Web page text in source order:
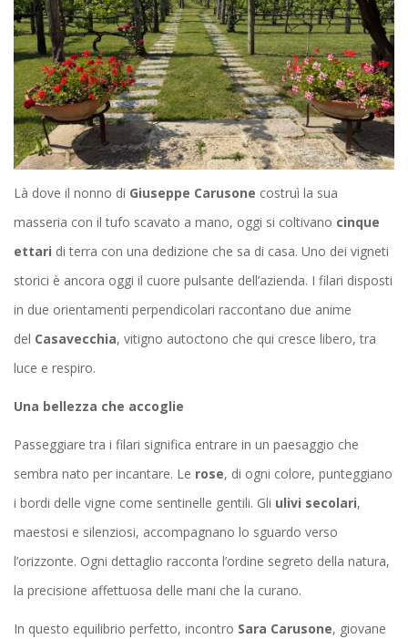
Là dove il nonno di Giuseppe Carusone costruì la sua
masseria con il tufo scavato a mano, oggi si coltivano cinque
ettari di terra con una dedizione che sa di casa. Uno dei vigneti
storici è ancora oggi il cuore pulsante dell’azienda. I filari disposti
in due orientamenti perpendicolari raccontano due anime
del Casavecchia, vitigno autoctono che qui cresce libero, tra
luce e respiro.
Una bellezza che accoglie
Passeggiare tra i filari significa entrare in un paesaggio che
sembra nato per incantare. Le rose, di ogni colore, punteggiano
i bordi delle vigne come sentinelle gentili. Gli ulivi secolari,
maestosi e silenziosi, accompagnano lo sguardo verso
l’orizzonte. Ogni dettaglio racconta l’ordine segreto della natura,
la precisione affettuosa delle mani che la curano.
In questo equilibrio perfetto, incontro Sara Carusone, giovane